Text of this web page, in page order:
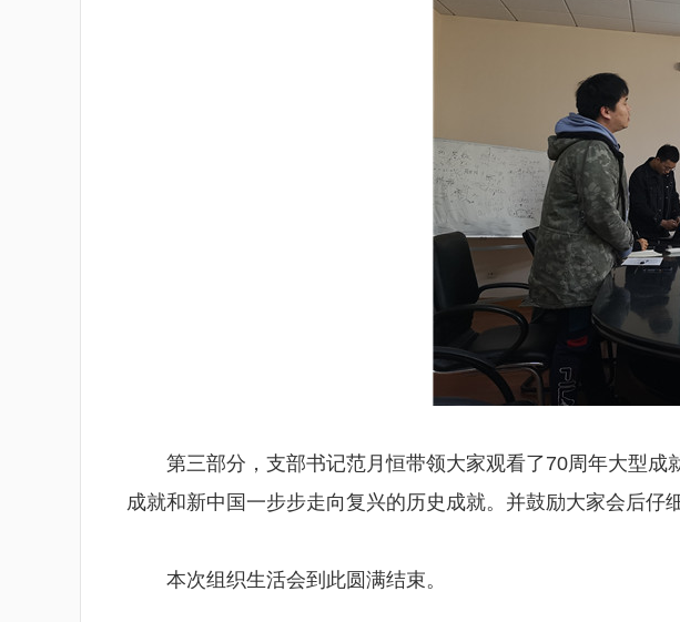
第三部分，支部书记范月恒带领大家观看了70周年大型
成就和新中国一步步走向复兴的历史成就。并鼓励大家会后仔
本次组织生活会到此圆满结束。